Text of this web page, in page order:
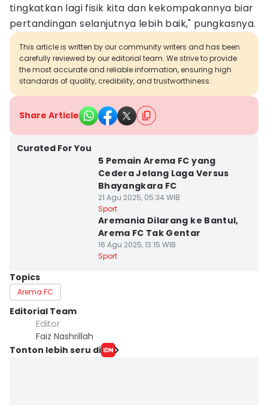
tingkatkan lagi fisik kita dan kekompakannya biar
pertandingan selanjutnya lebih baik," pungkasnya.
This article is written by our community writers and has been
carefully reviewed by our editorial team. We strive to provide
the most accurate and reliable information, ensuring high
standards of quality, credibility, and trustworthiness.
Share Article
Curated For You
5 Pemain Arema FC yang
Cedera Jelang Laga Versus
Bhayangkara FC
21 Agu 2025, 05:34 WIB
Sport
Aremania Dilarang ke Bantul,
Arema FC Tak Gentar
16 Agu 2025, 13:15 WIB
Sport
Topics
Arema FC
Editorial Team
Editor
Faiz Nashrillah
Tonton lebih seru di